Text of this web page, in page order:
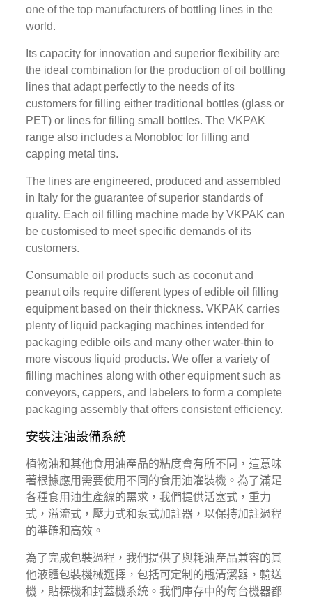
one of the top manufacturers of bottling lines in the
world.
Its capacity for innovation and superior flexibility are
the ideal combination for the production of oil bottling
lines that adapt perfectly to the needs of its
customers for filling either traditional bottles (glass or
PET) or lines for filling small bottles. The VKPAK
range also includes a Monobloc for filling and
capping metal tins.
The lines are engineered, produced and assembled
in Italy for the guarantee of superior standards of
quality. Each oil filling machine made by VKPAK can
be customised to meet specific demands of its
customers.
Consumable oil products such as coconut and
peanut oils require different types of edible oil filling
equipment based on their thickness. VKPAK carries
plenty of liquid packaging machines intended for
packaging edible oils and many other water-thin to
more viscous liquid products. We offer a variety of
filling machines along with other equipment such as
conveyors, cappers, and labelers to form a complete
packaging assembly that offers consistent efficiency.
安裝注油設備系統
植物油和其他食用油產品的粘度會有所不同，這意味
著根據應用需要使用不同的食用油灌裝機。為了滿足
各種食用油生產線的需求，我們提供活塞式，重力
式，溢流式，壓力式和泵式加註器，以保持加註過程
的準確和高效。
為了完成包裝過程，我們提供了與耗油產品兼容的其
他液體包裝機械選擇，包括可定制的瓶清潔器，輸送
機，貼標機和封蓋機系統。我們庫存中的每台機器都